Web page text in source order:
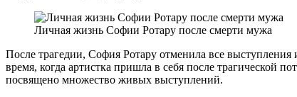
Личная жизнь Софии Ротару после смерти мужа
После трагедии, София Ротару отменила все
время, когда артистка пришла в себя после трагической
посвящено множество живых выступлений.